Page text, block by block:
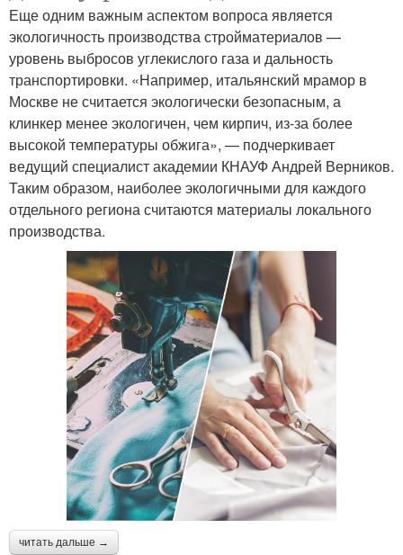
Еще одним важным аспектом вопроса является
экологичность производства стройматериалов —
уровень выбросов углекислого газа и дальность
транспортировки. «Например, итальянский мрамор в
Москве не считается экологически безопасным, а
клинкер менее экологичен, чем кирпич, из-за более
высокой температуры обжига», — подчеркивает
ведущий специалист академии КНАУФ Андрей Верников.
Таким образом, наиболее экологичными для каждого
отдельного региона считаются материалы локального
производства.
читать дальше →